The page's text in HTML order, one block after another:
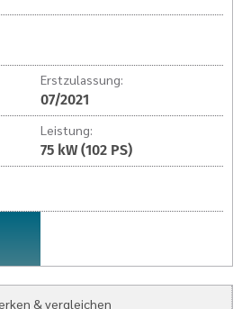
Erstzulassung:
07/2021
Leistung:
75 kW (102 PS)
& vergleichen